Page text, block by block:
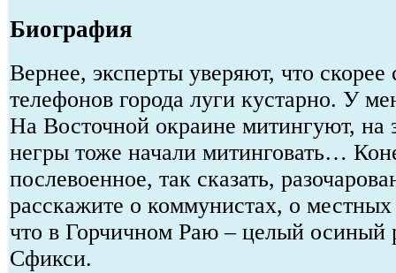
Биография
Вернее, эксперты уверяют, что скорее
телефонов города луги кустарно. У
На Восточной окраине митингуют, на
негры тоже начали митинговать…
послевоенное, так сказать,
расскажите о коммунистах, о местных
что в Горчичном Раю – целый осиный
Сфикси.